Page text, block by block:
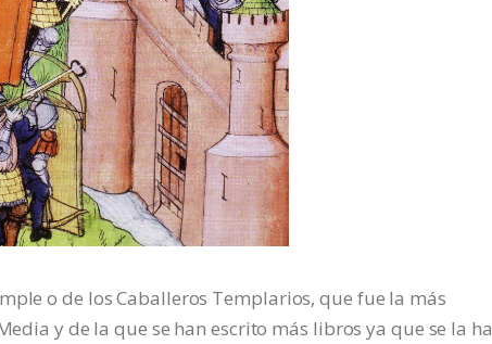
o de los Caballeros Templarios, que fue la más
y de la que se han escrito más libros ya que se la ha